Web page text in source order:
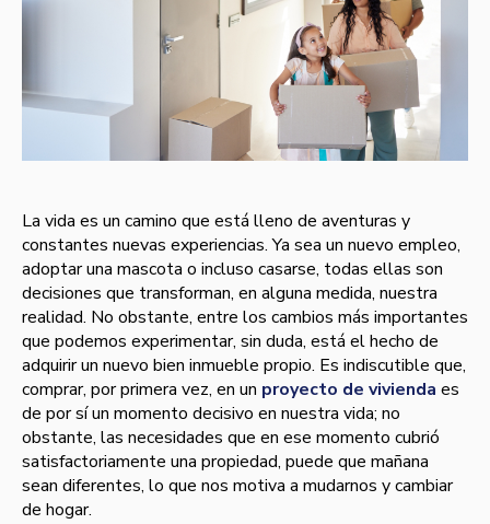
La vida es un camino que está lleno de aventuras y
constantes nuevas experiencias. Ya sea un nuevo empleo,
adoptar una mascota o incluso casarse, todas ellas son
decisiones que transforman, en alguna medida, nuestra
realidad. No obstante, entre los cambios más importantes
que podemos experimentar, sin duda, está el hecho de
adquirir un nuevo bien inmueble propio. Es indiscutible que,
comprar, por primera vez, en un proyecto de vivienda es
de por sí un momento decisivo en nuestra vida; no
obstante, las necesidades que en ese momento cubrió
satisfactoriamente una propiedad, puede que mañana
sean diferentes, lo que nos motiva a mudarnos y cambiar
de hogar.